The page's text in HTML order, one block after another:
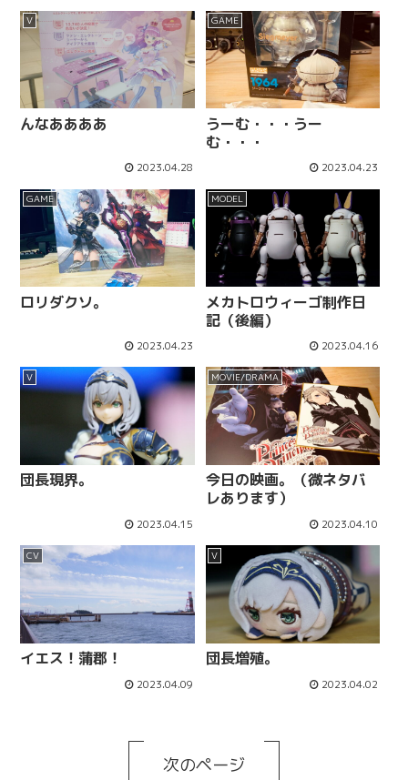
V
んなああああ
2023.04.28
GAME
うーむ・・・うー
む・・・
2023.04.23
GAME
ロリダクソ。
2023.04.23
MODEL
メカトロウィーゴ制作日
記（後編）
2023.04.16
V
団長現界。
2023.04.15
MOVIE/DRAMA
今日の映画。（微ネタバ
レあります）
2023.04.10
CV
イエス！蒲郡！
2023.04.09
V
団長増殖。
2023.04.02
次のページ